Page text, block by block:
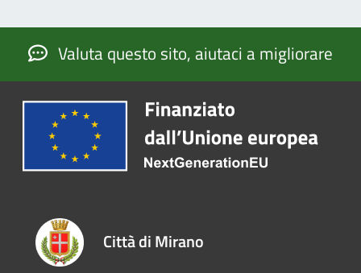
Valuta questo sito, aiutaci a migliorare
Città di Mirano